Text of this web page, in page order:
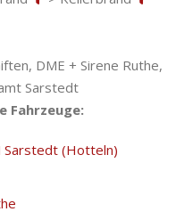
DME + Sirene Ruthe,
Sarstedt
Fahrzeuge:
Sarstedt (Hotteln)